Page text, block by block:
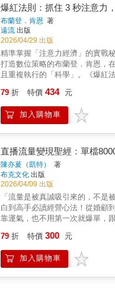
大型企業或新創團隊，本書都是
多年經驗，這家公司無疑是全球
可行策略。」——丹尼爾．埃克（
業、任何層級的行銷人員提供非
《富比世》CMO Network總經
安德魯．羅伯遜（Andrew
懂未來的最佳指南。」——馬修
爆紅法則：抓住 3 秒注意力
布蘭登．肯恩 著
遠流 出版
2026/04/29 出版
精準掌握「注意力經濟」的實戰
打造數位策略的布蘭登．肯恩，
且重複執行的「科學」。《爆紅
你停下。l 爆紅模型： 剖析爆紅
跨越語言與國界的現象級內容。
可循、跨平台適用的策略工具。
笈。 2. 「底層演算法」而非「平
吸引注意力的底層科學，無論平
肯恩是幫泰勒絲、派拉蒙影業操
牌價值？」而非僅僅是虛榮的點
「百萬網紅」，把興趣變成全
內容」精準吸引客戶，提升品牌
After：掌握一套「科學公式」向
79 折 特價 434 元
加入購物車
直播流量變現聖經：單檔
陳亦萲（凱特）
著
布克文化 出版
2026/04/09 出版
「流量是被真誠吸引來的，不
白到高手必讀經營心法！從婚顧
靠運氣，也不用第一次就爆單，
解「成交的關鍵節點」:如何鋪
不知道觀眾為什麼離開？→教你
刻印象。【成交節奏】掌握成交
79 折 特價 300 元
加入購物車